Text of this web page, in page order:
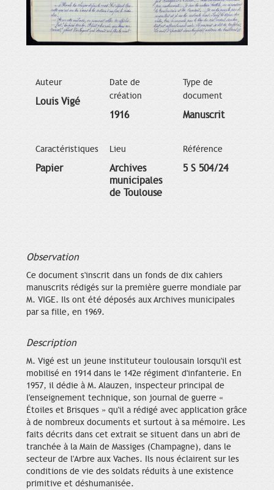
Auteur
Louis Vigé
Date de
création
1916
Type de
document
Manuscrit
Caractéristiques
Papier
Lieu
Archives
municipales
de Toulouse
Référence
5 S 504/24
Observation
Ce document s'inscrit dans un fonds de dix cahiers
manuscrits rédigés sur la première guerre mondiale par
M. VIGE. Ils ont été déposés aux Archives municipales
par sa fille, en 1969.
Description
M. Vigé est un jeune instituteur toulousain lorsqu'il est
mobilisé en 1914 dans le 142e régiment d'infanterie. En
1957, il dédie à M. Alauzen, inspecteur principal de
l'enseignement technique, son journal de guerre «
Étoiles et Brisques » qu'il a rédigé avec application grâce
à de nombreux documents et surtout à sa mémoire. Les
faits décrits dans cet extrait se situent dans un abri de
tranchée à la Main de Massiges (Champagne), dans le
secteur de l'Arbre aux Vaches. Ils nous éclairent sur les
conditions de vie des soldats réduits à une existence
primitive et déshumanisée.